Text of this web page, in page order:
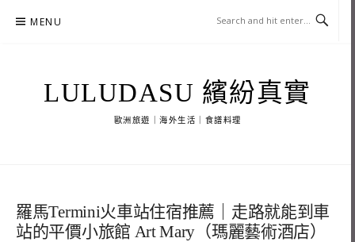
MENU
LULUDASU 繽紛真實
歐洲旅遊｜海外生活｜食譜料理
羅馬Termini火車站住宿推薦｜走路就能到車
站的平價小旅館 Art Mary（瑪麗藝術酒店）